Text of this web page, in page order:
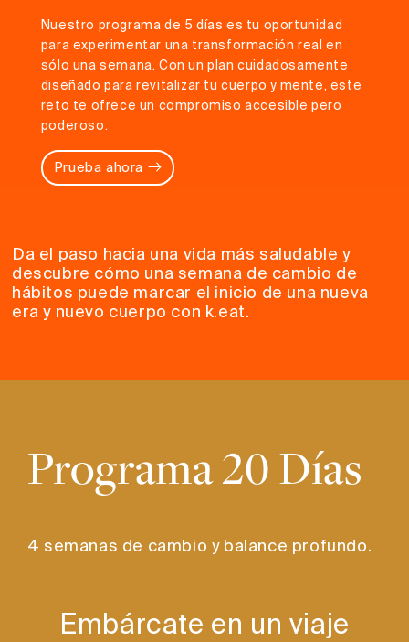
Nuestro programa de 5 días es tu oportunidad
para experimentar una transformación real en
sólo una semana. Con un plan cuidadosamente
diseñado para revitalizar tu cuerpo y mente, este
reto te ofrece un compromiso accesible pero
poderoso.
Prueba ahora
Da el paso hacia una vida más saludable y
descubre cómo una semana de cambio de
hábitos puede marcar el inicio de una nueva
era y nuevo cuerpo con k.eat.
Programa 20 Días
4 semanas de cambio y balance profundo.
Embárcate en un viaje